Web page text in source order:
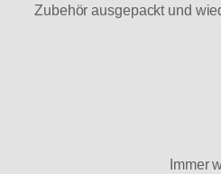
Zubehör ausgepackt und
Immer